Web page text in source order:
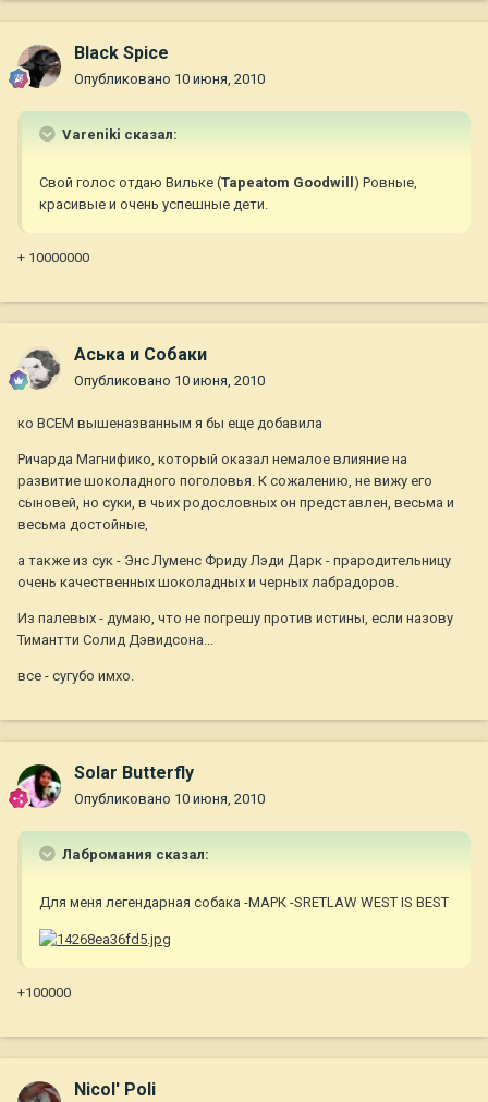
Black Spice
Опубликовано 10 июня, 2010
Vareniki сказал:
Свой голос отдаю Вильке (Tapeatom Goodwill ) Ровные,
красивые и очень успешные дети.
+ 10000000
Аська и Собаки
Опубликовано 10 июня, 2010
ко ВСЕМ вышеназванным я бы еще добавила
Ричарда Магнифико, который оказал немалое влияние на
развитие шоколадного поголовья. К сожалению, не вижу его
сыновей, но суки, в чьих родословных он представлен, весьма и
весьма достойные,
а также из сук - Энс Луменс Фриду Лэди Дарк - прародительницу
очень качественных шоколадных и черных лабрадоров.
Из палевых - думаю, что не погрешу против истины, если назову
Тимантти Солид Дэвидсона...
все - сугубо имхо.
Solar Butterfly
Опубликовано 10 июня, 2010
Лабромания сказал:
Для меня легендарная собака -МАРК -SRETLAW WEST IS BEST
+100000
Nicol' Poli